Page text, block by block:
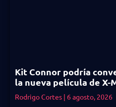
Kit Connor podría
la nueva película de X-
Rodrigo Cortes 6 agosto, 2026